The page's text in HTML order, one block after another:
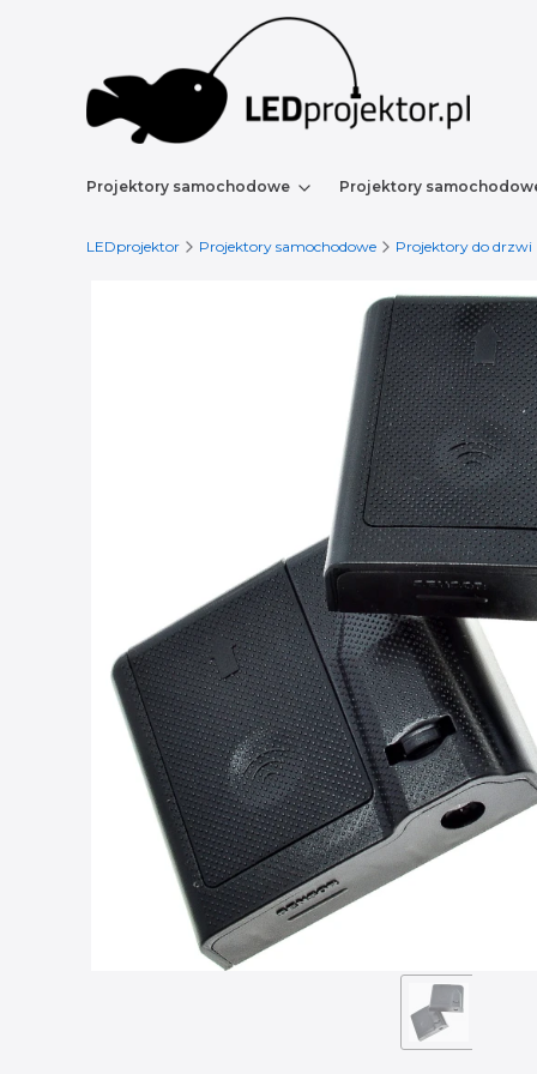
Projektory samochodowe Projektory
LEDprojektor Projektory samochodowe Projektory do drzwi